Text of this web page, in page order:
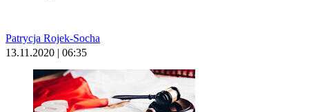
Patrycja Rojek-Socha
13.11.2020 | 06:35